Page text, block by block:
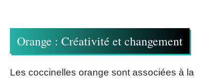
Orange : Créativité et changement
Les coccinelles orange sont associées à la